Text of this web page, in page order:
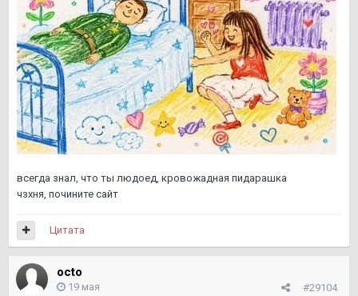
всегда знал, что ты людоед, кровожадная пидарашка
чзхня, почините сайт
Цитата
octo
#29104
19 мая